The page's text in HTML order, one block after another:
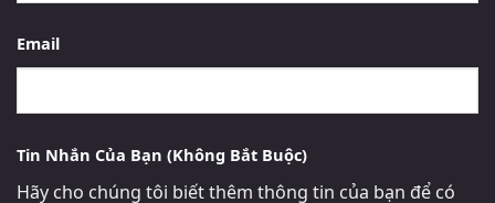
Email
Tin Nhắn Của Bạn (Không Bắt Buộc)
Hãy cho chúng tôi biết thêm thông tin của bạn để có